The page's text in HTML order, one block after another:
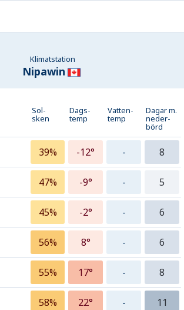
Klimatstation
Nipawin
Sol-
sken
Dags-
temp
Vatten-
temp
Dagar m.
neder­
börd
39% -12° - 8
47% -9° - 5
45% -2° - 6
56% 8° - 6
55% 17° - 8
58% 22° - 11